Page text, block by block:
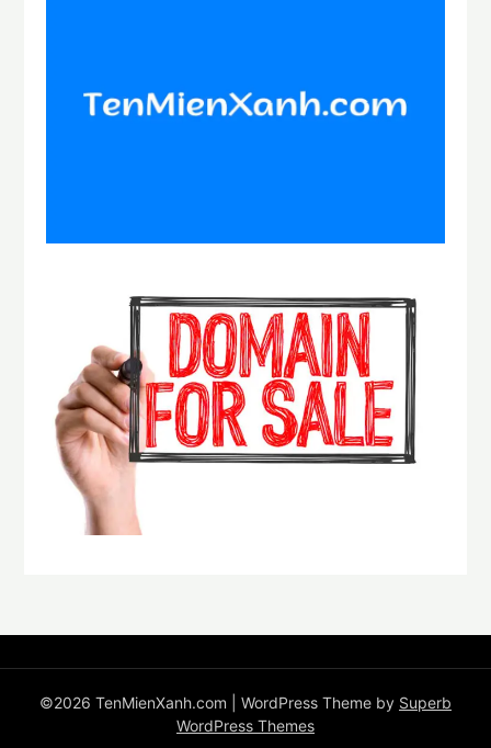
©2026 TenMienXanh.com | WordPress Theme by Superb
WordPress Themes